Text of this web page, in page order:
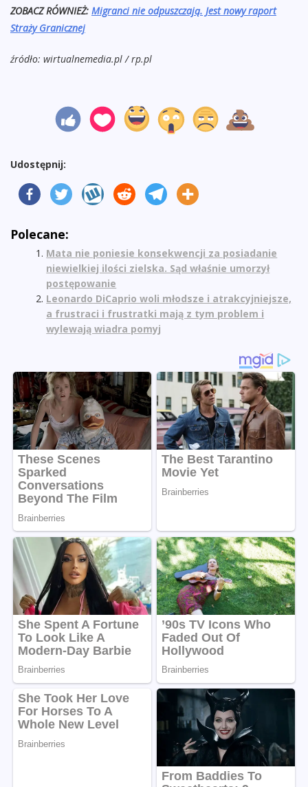
ZOBACZ RÓWNIEŻ: Migranci nie odpuszczają. Jest nowy raport
Straży Granicznej
źródło: wirtualnemedia.pl / rp.pl
Udostępnij:
Polecane:
Mata nie poniesie konsekwencji za posiadanie
niewielkiej ilości zielska. Sąd właśnie umorzył
postępowanie
Leonardo DiCaprio woli młodsze i atrakcyjniejsze,
a frustraci i frustratki mają z tym problem i
wylewają wiadra pomyj